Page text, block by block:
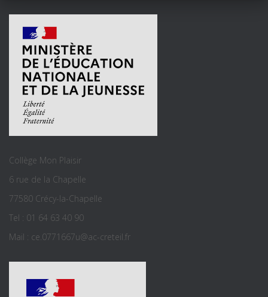
Collège Mon Plaisir
6 rue de la Chapelle
77580 Crécy-la-Chapelle
Tel : 01 64 63 40 90
Mail : ce.0771667u@ac-creteil.fr